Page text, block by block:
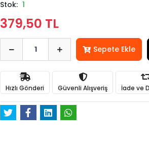
Stok: 1
379,50 TL
Sepete Ekle
Hızlı Gönderi Güvenli Alışveriş İade ve